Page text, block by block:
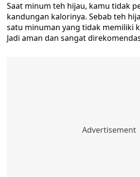
Saat minum teh hijau, kamu tidak
kandungan kalorinya. Sebab teh
satu minuman yang tidak memiliki
Jadi aman dan sangat